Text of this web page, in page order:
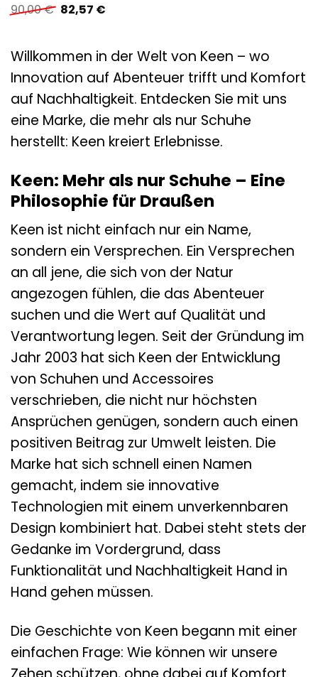
90,00€ Ursprünglicher
Preis
82,57 €Aktueller
Willkommen in der Welt von Keen – wo
Innovation auf Abenteuer trifft und Komfort
auf Nachhaltigkeit. Entdecken Sie mit uns
eine Marke, die mehr als nur Schuhe
herstellt: Keen kreiert Erlebnisse.
Keen: Mehr als nur Schuhe – Eine
Philosophie für Draußen
Keen ist nicht einfach nur ein Name,
sondern ein Versprechen. Ein Versprechen
an all jene, die sich von der Natur
angezogen fühlen, die das Abenteuer
suchen und die Wert auf Qualität und
Verantwortung legen. Seit der Gründung im
Jahr 2003 hat sich Keen der Entwicklung
von Schuhen und Accessoires
verschrieben, die nicht nur höchsten
Ansprüchen genügen, sondern auch einen
positiven Beitrag zur Umwelt leisten. Die
Marke hat sich schnell einen Namen
gemacht, indem sie innovative
Technologien mit einem unverkennbaren
Design kombiniert hat. Dabei steht stets der
Gedanke im Vordergrund, dass
Funktionalität und Nachhaltigkeit Hand in
Hand gehen müssen.
Die Geschichte von Keen begann mit einer
einfachen Frage: Wie können wir unsere